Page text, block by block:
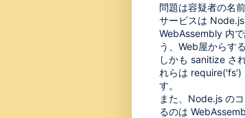
問題は容疑者の名
サービスは
WebAssembly 内
う、Web屋からす
しかも sanitize さ
れらは require('fs')
す。
また、Node.js の
るのは